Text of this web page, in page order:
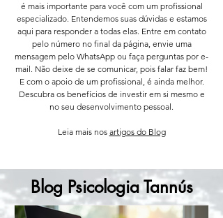
é mais importante para você com um profissional
especializado. Entendemos suas dúvidas e estamos
aqui para responder a todas elas. Entre em contato
pelo número no final da página, envie uma
mensagem pelo WhatsApp ou faça perguntas por e-
mail. Não deixe de se comunicar, pois falar faz bem!
E com o apoio de um profissional, é ainda melhor.
Descubra os benefícios de investir em si mesmo e
no seu desenvolvimento pessoal.
Leia mais nos artigos do Blog
Blog Psicologia Tannús